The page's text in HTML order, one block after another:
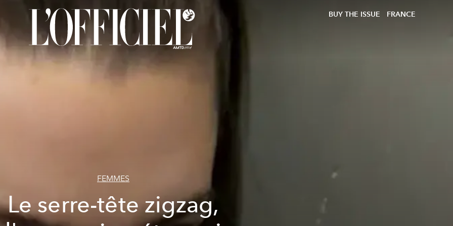
BUY THE ISSUE FRANCE
FEMMES
Le serre-tête zigzag,